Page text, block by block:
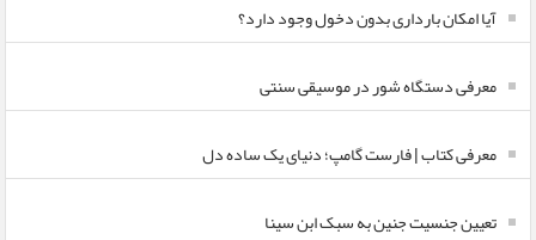
آیا امکان بارداری بدون دخول وجود دارد؟
معرفی دستگاه شور در موسیقی سنتی
معرفی کتاب | فارست گامپ؛ دنیای یک ساده دل
تعیین جنسیت جنین به سبک ابن سینا